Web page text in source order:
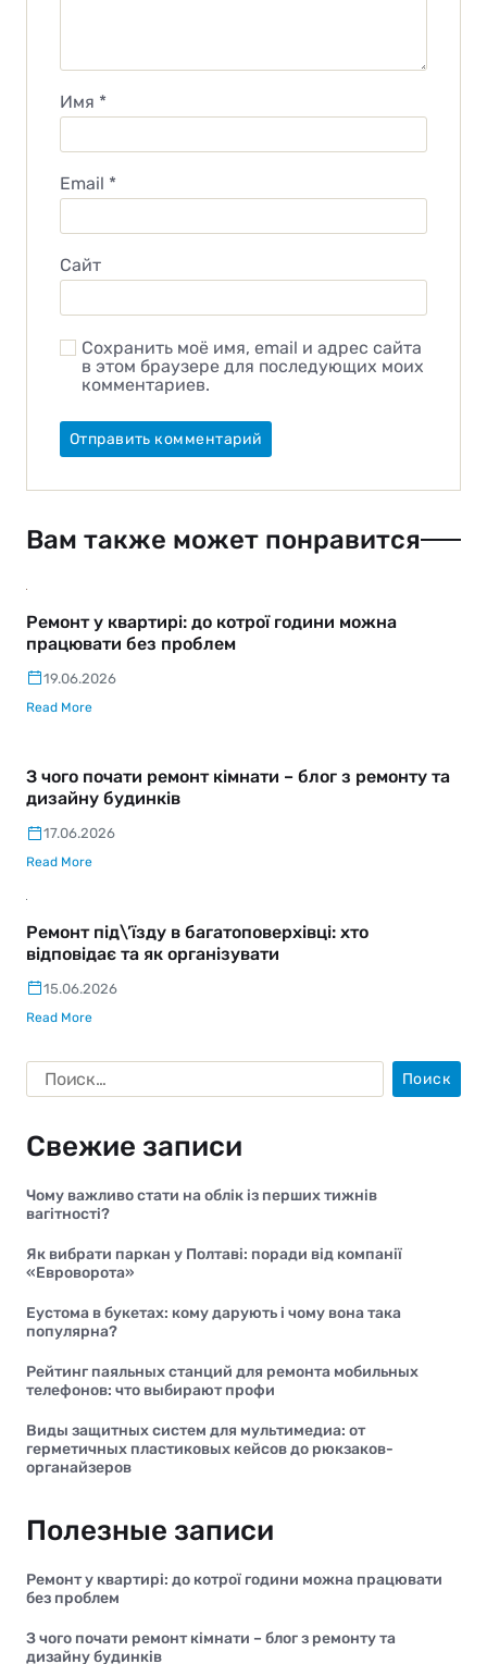
Имя *
Email *
Сайт
Сохранить моё имя, email и адрес сайта
в этом браузере для последующих моих
комментариев.
Вам также может понравится
Ремонт у квартирі: до котрої години можна
працювати без проблем
19.06.2026
Read More
З чого почати ремонт кімнати – блог з ремонту та
дизайну будинків
17.06.2026
Read More
Ремонт під\’їзду в багатоповерхівці: хто
відповідає та як організувати
15.06.2026
Read More
Свежие записи
Чому важливо стати на облік із перших тижнів
вагітності?
Як вибрати паркан у Полтаві: поради від компанії
«Евроворота»
Еустома в букетах: кому дарують і чому вона така
популярна?
Рейтинг паяльных станций для ремонта мобильных
телефонов: что выбирают профи
Виды защитных систем для мультимедиа: от
герметичных пластиковых кейсов до рюкзаков-
органайзеров
Полезные записи
Ремонт у квартирі: до котрої години можна працювати
без проблем
З чого почати ремонт кімнати – блог з ремонту та
дизайну будинків